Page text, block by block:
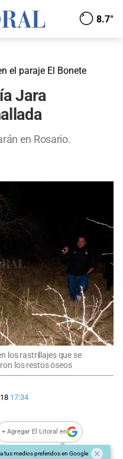
8.7°
el paraje El Bonete
Jara
en Rosario.
los rastrillajes que se
los restos óseos
17:34
+ Agregar El Litoral en
tus medios preferidos en Google